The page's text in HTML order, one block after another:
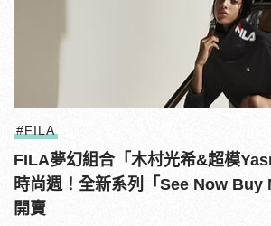
#FILA
FILA夢幻組合「木村光希&超模
時尚週！全新系列「See Now Buy
開賣